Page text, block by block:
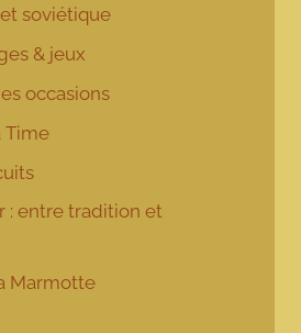
soviétique
& jeux
occasions
Time
: entre tradition et
Marmotte